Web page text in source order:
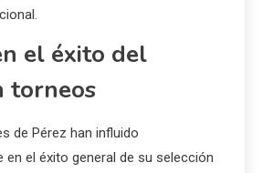
el éxito del
torneos
de Pérez han influido
en el éxito general de su selección